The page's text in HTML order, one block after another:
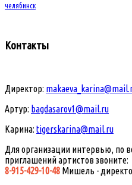
челябинск
Контакты
Директор:
Артур: bagdasarov1@mail.ru
Карина: tigerskarina@mail.ru
Для организации интервью, по
приглашений артистов звоните:
8-915-429-10-48 Мишель -